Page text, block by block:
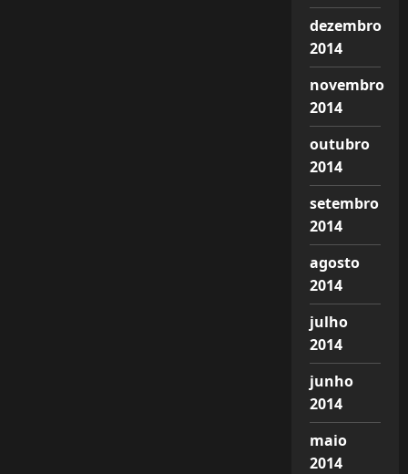
dezembro
2014
novembro
2014
outubro
2014
setembro
2014
agosto
2014
julho
2014
junho
2014
maio
2014